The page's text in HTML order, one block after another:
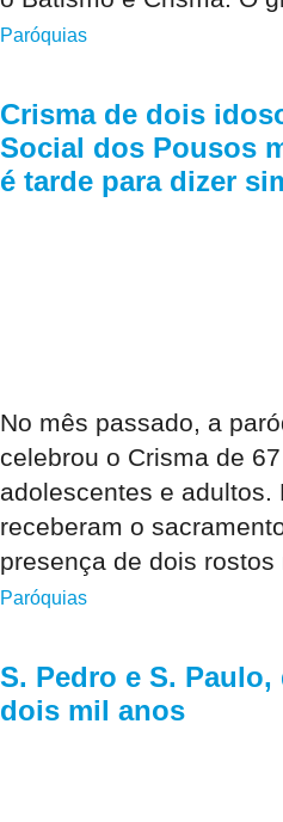
Paróquias
Crisma de dois
Social dos Pousos
é tarde para dizer
No mês passado, a
celebrou o Crisma de
adolescentes e adultos.
receberam o
presença de dois
Paróquias
S. Pedro e S.
dois mil anos